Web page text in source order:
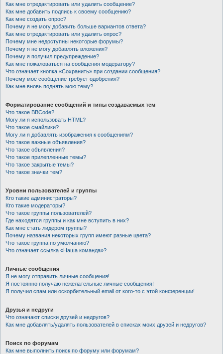
Как мне отредактировать или удалить сообщение?
Как мне добавить подпись к своему сообщению?
Как мне создать опрос?
Почему я не могу добавить больше вариантов ответа?
Как мне отредактировать или удалить опрос?
Почему мне недоступны некоторые форумы?
Почему я не могу добавлять вложения?
Почему я получил предупреждение?
Как мне пожаловаться на сообщения модератору?
Что означает кнопка «Сохранить» при создании сообщения?
Почему моё сообщение требует одобрения?
Как мне вновь поднять мою тему?
Форматирование сообщений и типы создаваемых тем
Что такое BBCode?
Могу ли я использовать HTML?
Что такое смайлики?
Могу ли я добавлять изображения к сообщениям?
Что такое важные объявления?
Что такое объявления?
Что такое прилепленные темы?
Что такое закрытые темы?
Что такое значки тем?
Уровни пользователей и группы
Кто такие администраторы?
Кто такие модераторы?
Что такое группы пользователей?
Где находятся группы и как мне вступить в них?
Как мне стать лидером группы?
Почему названия некоторых групп имеют разные цвета?
Что такое группа по умолчанию?
Что означает ссылка «Наша команда»?
Личные сообщения
Я не могу отправить личные сообщения!
Я постоянно получаю нежелательные личные сообщения!
Я получил спам или оскорбительный email от кого-то с этой конференции!
Друзья и недруги
Что означают списки друзей и недругов?
Как мне добавлять/удалять пользователей в списках моих друзей и недругов?
Поиск по форумам
Как мне выполнить поиск по форуму или форумам?